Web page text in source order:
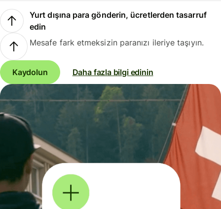
Yurt dışına para gönderin, ücretlerden tasarruf
edin
Mesafe fark etmeksizin paranızı ileriye taşıyın.
Kaydolun Daha fazla bilgi edinin